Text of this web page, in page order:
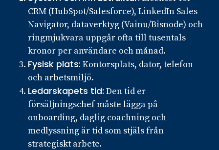
CRM (HubSpot/Salesforce), LinkedIn Sales
Navigator, dataverktyg (Vainu/Bisnode) och
ringmjukvara uppgår ofta till tusentals
kronor per användare och månad.
Fysisk plats: Kontorsplats, dator, telefon
och arbetsmiljö.
Ledarskapets tid: Den tid er
försäljningschef måste lägga på
onboarding, daglig coachning och
medlyssning är tid som stjäls från
strategiskt arbete.